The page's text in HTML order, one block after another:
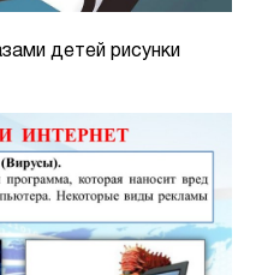
детей рисунки